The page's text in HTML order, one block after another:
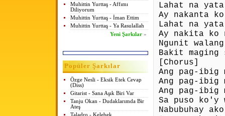
Muhittin Yurttaş - Affımı
Diliyorum
Muhittin Yurttaş - İman Ettim
Muhittin Yurttaş - Ya Rasulallah
Yeni Şarkılar »
Popüler Şarkılar
Özge Nesli - Eksik Etek Cevap
(Diss)
Gitarist - Sana Aşık Biri Var
Tanju Okan - Dudaklarımda Bir
Ateş
Taladro - Kelebek
Lahat na
Ay nakanta
Lahat na
Ay nakita ko
Ngunit
Bakit maging
[Chorus]
Ang pag-ibig
Ang pag-ibig
Ang pag-ibig
Sa puso ko'y
Nabubuhay